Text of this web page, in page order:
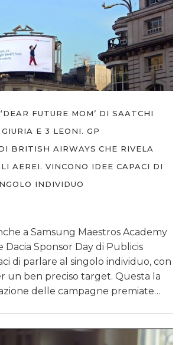
FUTURE MOM’ DI SAATCHI
E 3 LEONI. GP
BRITISH AIRWAYS CHE RIVELA
AEREI. VINCONO IDEE CAPACI DI
INDIVIDUO
a Samsung Maestros Academy
Sponsor Day di Publicis
di parlare al singolo individuo, con
un ben preciso target. Questa la
delle campagne premiate…